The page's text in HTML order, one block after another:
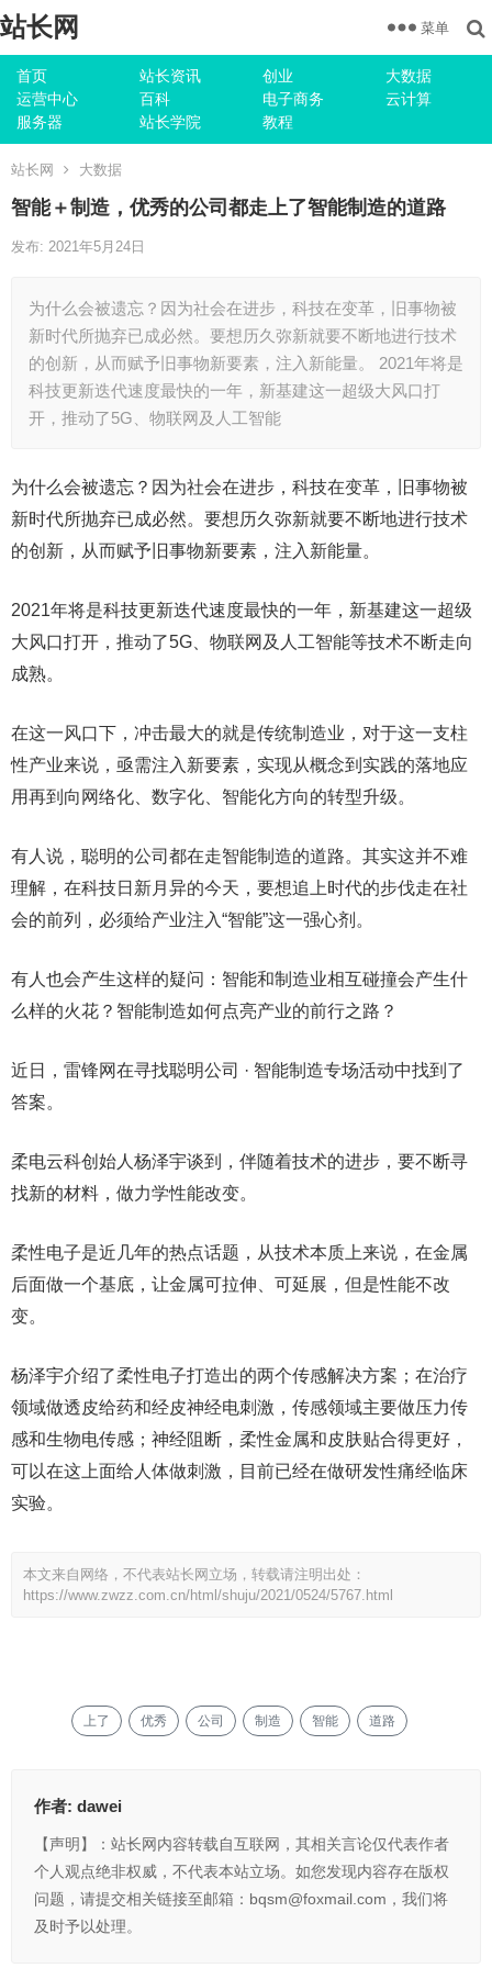
站长网
首页 站长资讯 创业
大数据
运营中心
百科 电子商务
云计算
服务器
站长学院 教程
菜单
站长网 大数据
智能＋制造，优秀的公司都走上了智能制造的道路
发布: 2021年5月24日
为什么会被遗忘？因为社会在进步，科技在变革，旧事物被
新时代所抛弃已成必然。要想历久弥新就要不断地进行技术
的创新，从而赋予旧事物新要素，注入新能量。 2021年将是
科技更新迭代速度最快的一年，新基建这一超级大风口打
开，推动了5G、物联网及人工智能
为什么会被遗忘？因为社会在进步，科技在变革，旧事物被
新时代所抛弃已成必然。要想历久弥新就要不断地进行技术
的创新，从而赋予旧事物新要素，注入新能量。
2021年将是科技更新迭代速度最快的一年，新基建这一超级
大风口打开，推动了5G、物联网及人工智能等技术不断走向
成熟。
在这一风口下，冲击最大的就是传统制造业，对于这一支柱
性产业来说，亟需注入新要素，实现从概念到实践的落地应
用再到向网络化、数字化、智能化方向的转型升级。
有人说，聪明的公司都在走智能制造的道路。其实这并不难
理解，在科技日新月异的今天，要想追上时代的步伐走在社
会的前列，必须给产业注入“智能”这一强心剂。
有人也会产生这样的疑问：智能和制造业相互碰撞会产生什
么样的火花？智能制造如何点亮产业的前行之路？
近日，雷锋网在寻找聪明公司 · 智能制造专场活动中找到了
答案。
柔电云科创始人杨泽宇谈到，伴随着技术的进步，要不断寻
找新的材料，做力学性能改变。
柔性电子是近几年的热点话题，从技术本质上来说，在金属
后面做一个基底，让金属可拉伸、可延展，但是性能不改
变。
杨泽宇介绍了柔性电子打造出的两个传感解决方案；在治疗
领域做透皮给药和经皮神经电刺激，传感领域主要做压力传
感和生物电传感；神经阻断，柔性金属和皮肤贴合得更好，
可以在这上面给人体做刺激，目前已经在做研发性痛经临床
实验。
本文来自网络，不代表站长网立场，转载请注明出处：
https://www.zwzz.com.cn/html/shuju/2021/0524/5767.html
上了 优秀 公司 制造 智能 道路
作者: dawei
【声明】：站长网内容转载自互联网，其相关言论仅代表作者
个人观点绝非权威，不代表本站立场。如您发现内容存在版权
问题，请提交相关链接至邮箱：bqsm@foxmail.com，我们将
及时予以处理。